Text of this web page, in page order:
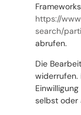
https://
search/
abrufen.
Die
widerrufen.
selbst oder